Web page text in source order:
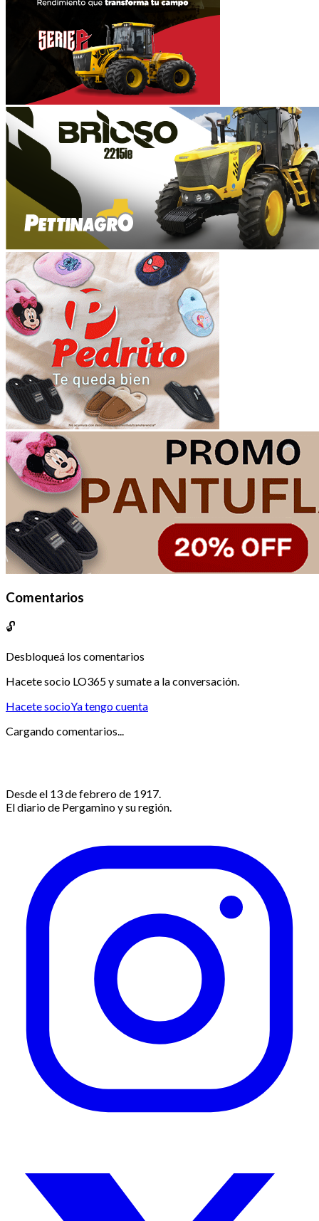
Comentarios
🔓
Desbloqueá los comentarios
Hacete socio LO365 y sumate a la conversación.
Hacete socioYa tengo cuenta
Cargando comentarios...
Desde el 13 de febrero de 1917.
El diario de Pergamino y su región.